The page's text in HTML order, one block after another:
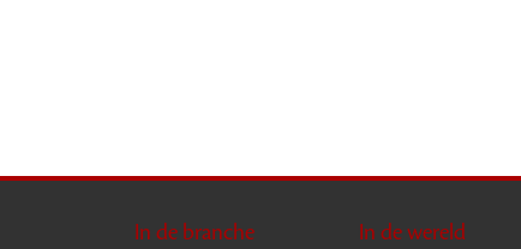
In de branche
In de wereld